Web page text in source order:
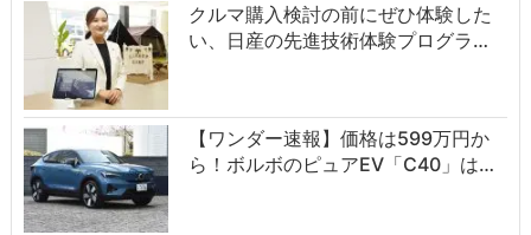
クルマ購入検討の前にぜひ体験した
い、日産の先進技術体験プログラ…
【ワンダー速報】価格は599万円か
ら！ボルボのピュアEV「C40」は…